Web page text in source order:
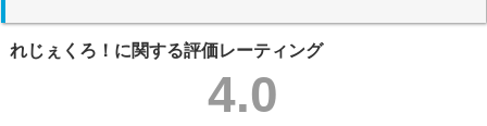
れじぇくろ！に関する評価レーティング
4.0